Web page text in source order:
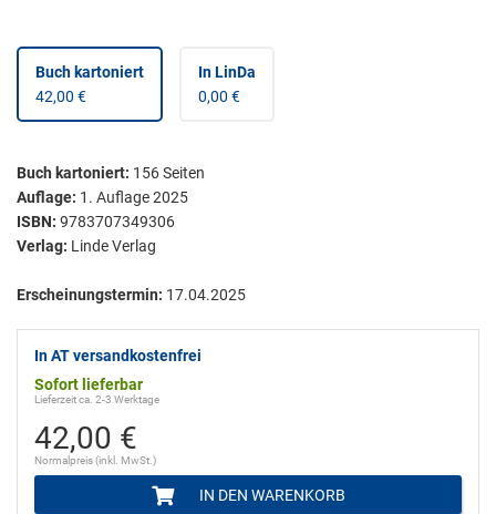
Buch kartoniert
42,00 €
In LinDa
0,00 €
Buch kartoniert: 156Seiten
Auflage: 1. Auflage 2025
ISBN: 9783707349306
Verlag: Linde Verlag
Erscheinungstermin: 17.04.2025
In AT versandkostenfrei
Sofort lieferbar
Lieferzeit ca. 2-3 Werktage
42,00 €
Normalpreis (inkl. MwSt.)
IN DEN WARENKORB